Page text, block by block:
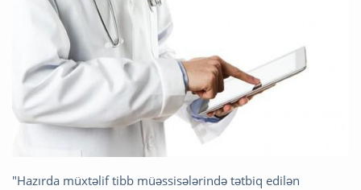
"Hazırda müxtəlif tibb müəssisələrində tətbiq edilən